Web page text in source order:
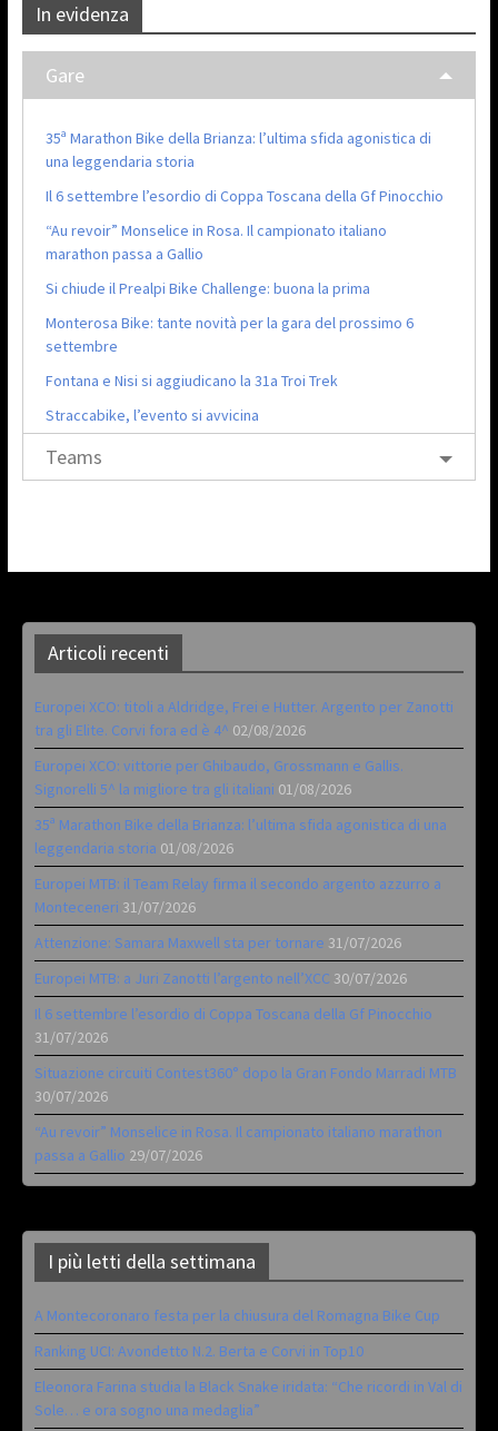
In evidenza
Gare
35ª Marathon Bike della Brianza: l’ultima sfida agonistica di
una leggendaria storia
Il 6 settembre l’esordio di Coppa Toscana della Gf Pinocchio
“Au revoir” Monselice in Rosa. Il campionato italiano
marathon passa a Gallio
Si chiude il Prealpi Bike Challenge: buona la prima
Monterosa Bike: tante novità per la gara del prossimo 6
settembre
Fontana e Nisi si aggiudicano la 31a Troi Trek
Straccabike, l’evento si avvicina
Teams
Articoli recenti
Europei XCO: titoli a Aldridge, Frei e Hutter. Argento per Zanotti
tra gli Elite. Corvi fora ed è 4^ 02/08/2026
Europei XCO: vittorie per Ghibaudo, Grossmann e Gallis.
Signorelli 5^ la migliore tra gli italiani 01/08/2026
35ª Marathon Bike della Brianza: l’ultima sfida agonistica di una
leggendaria storia 01/08/2026
Europei MTB: il Team Relay firma il secondo argento azzurro a
Monteceneri 31/07/2026
Attenzione: Samara Maxwell sta per tornare 31/07/2026
Europei MTB: a Juri Zanotti l’argento nell’XCC 30/07/2026
Il 6 settembre l’esordio di Coppa Toscana della Gf Pinocchio
31/07/2026
Situazione circuiti Contest360° dopo la Gran Fondo Marradi MTB
30/07/2026
“Au revoir” Monselice in Rosa. Il campionato italiano marathon
passa a Gallio 29/07/2026
I più letti della settimana
A Montecoronaro festa per la chiusura del Romagna Bike Cup
Ranking UCI: Avondetto N.2. Berta e Corvi in Top10
Eleonora Farina studia la Black Snake iridata: “Che ricordi in Val di
Sole… e ora sogno una medaglia”